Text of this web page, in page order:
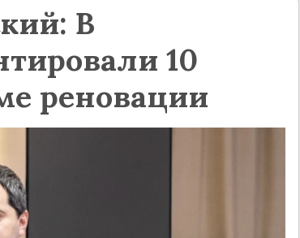
В
10
реновации